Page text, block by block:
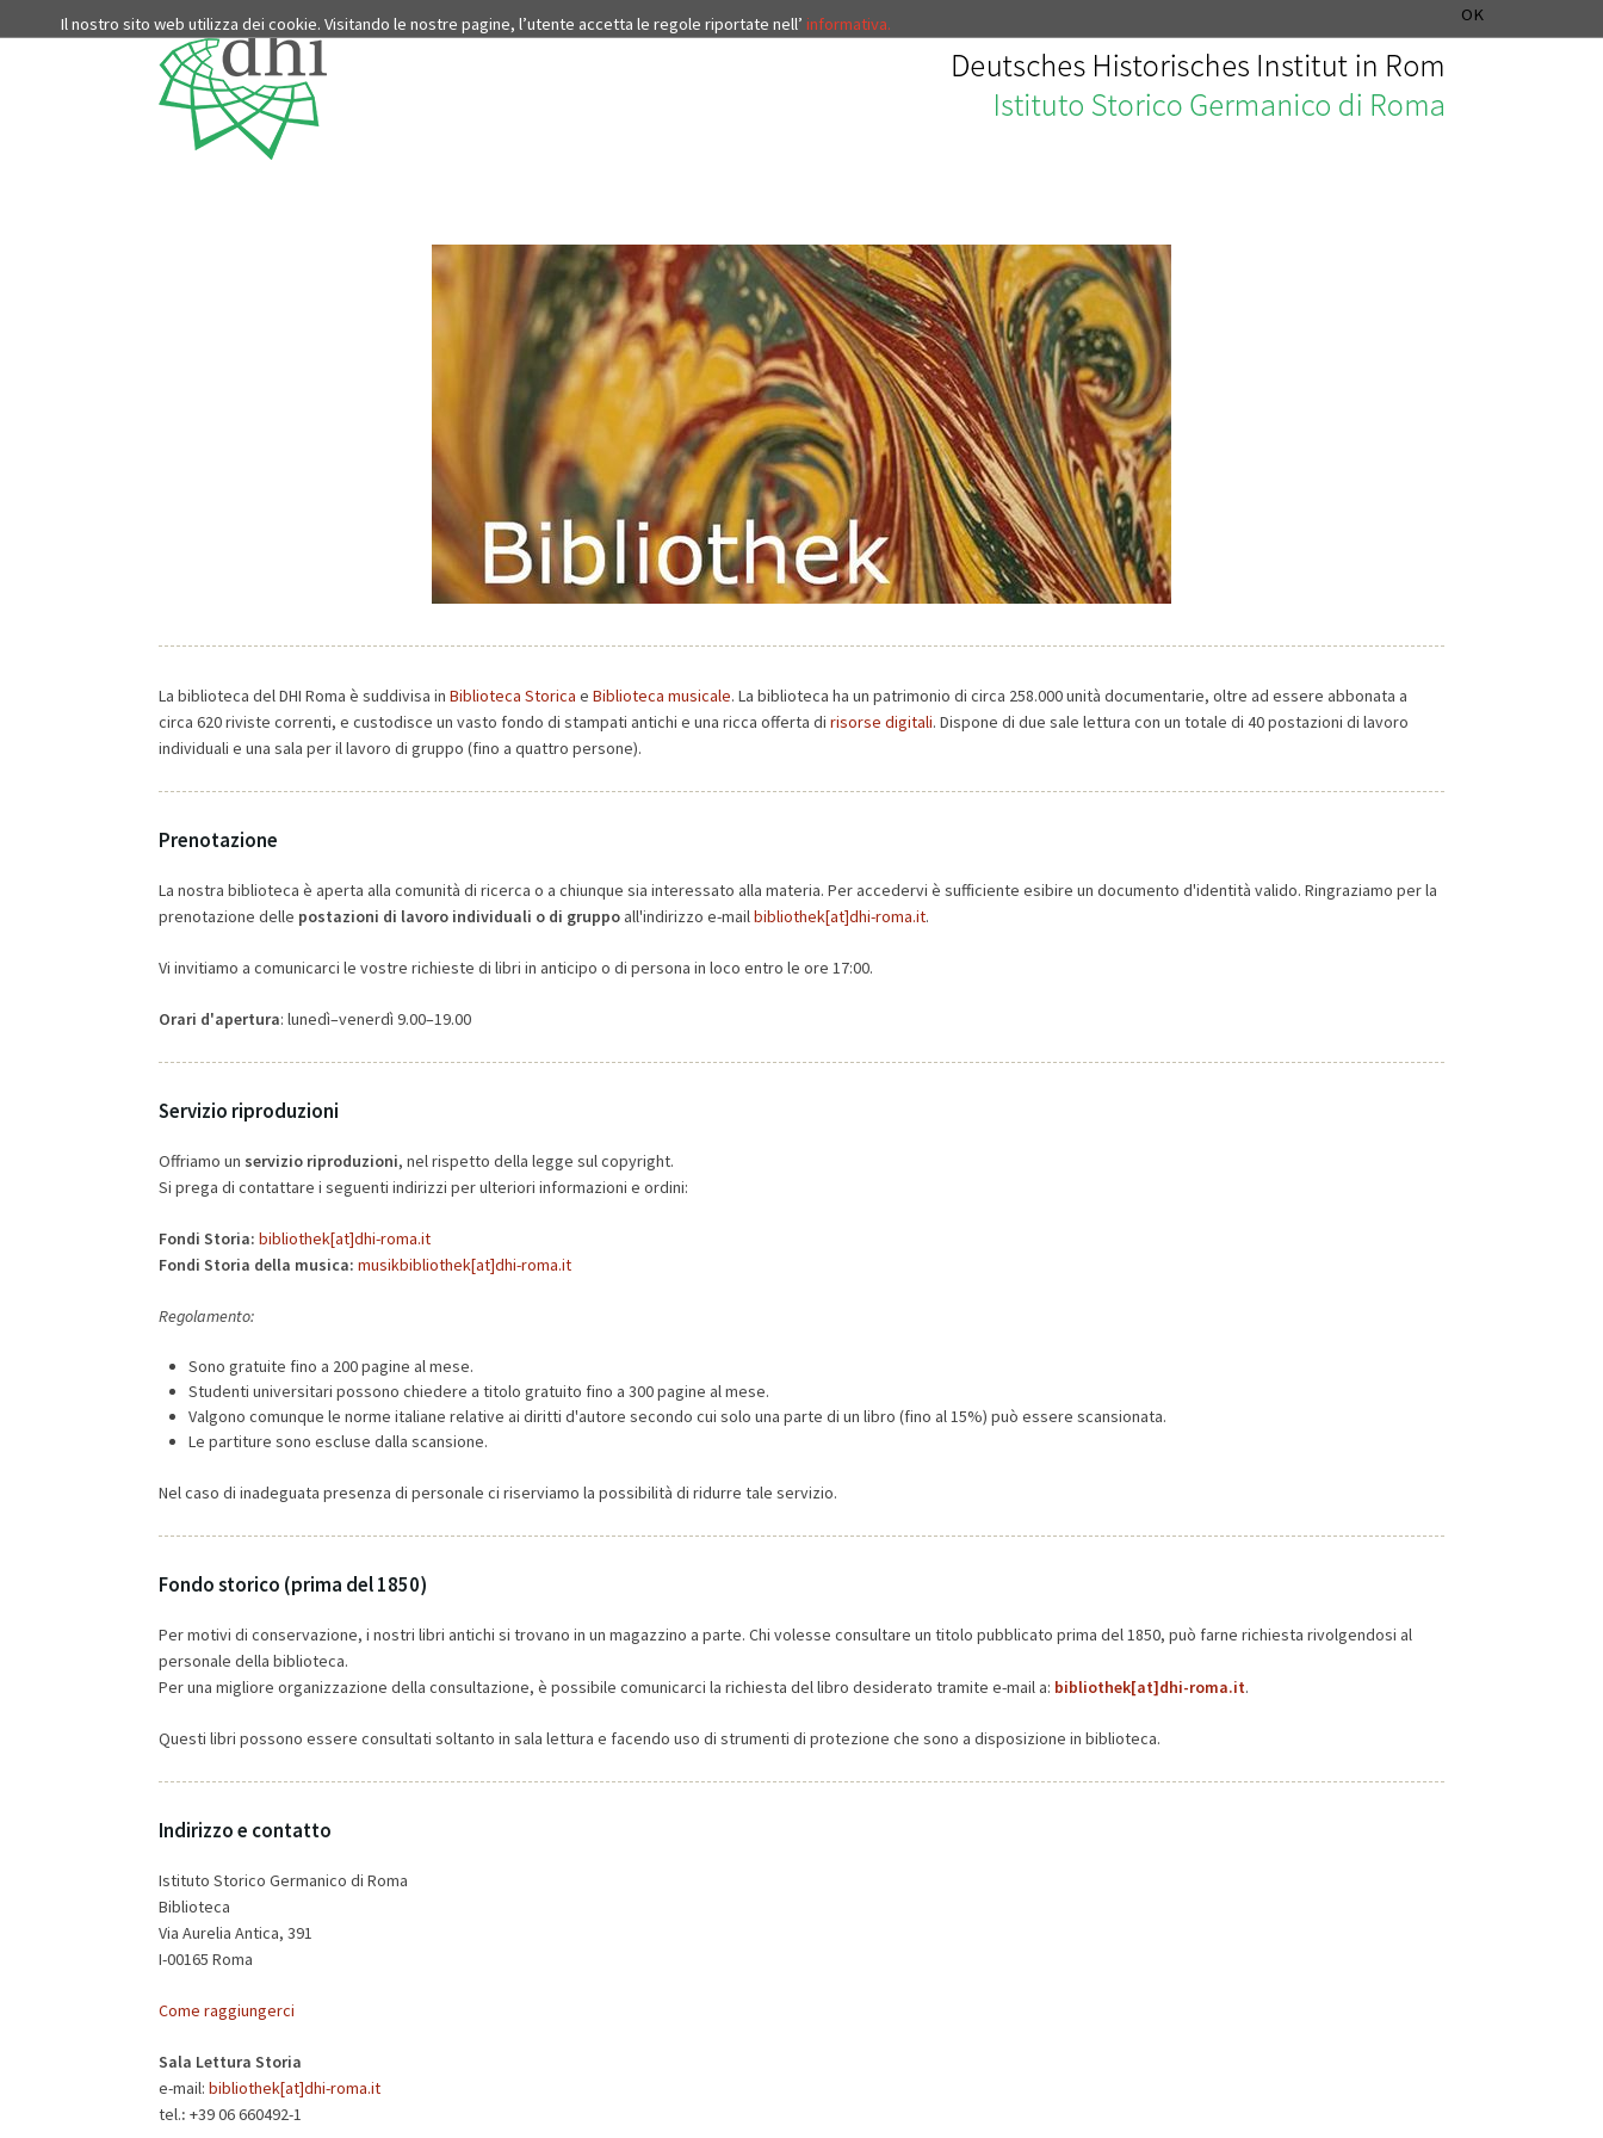
OK
Il nostro sito web utilizza dei cookie. Visitando le nostre pagine, l’utente accetta le regole riportate nell’ informativa.
La biblioteca del DHI Roma è suddivisa in Biblioteca Storica e Biblioteca musicale. La biblioteca ha un patrimonio di circa 258.000 unità documentarie, oltre ad essere abbonata a
circa 620 riviste correnti, e custodisce un vasto fondo di stampati antichi e una ricca offerta di risorse digitali. Dispone di due sale lettura con un totale di 40 postazioni di lavoro
individuali e una sala per il lavoro di gruppo (fino a quattro persone).
Prenotazione
La nostra biblioteca è aperta alla comunità di ricerca o a chiunque sia interessato alla materia. Per accedervi è sufficiente esibire un documento d'identità valido. Ringraziamo per la
prenotazione delle postazioni di lavoro individuali o di gruppo all'indirizzo e-mailbibliothek[at]dhi-roma.it.
Vi invitiamo a comunicarci le vostre richieste di libri in anticipo o di persona in loco entro le ore 17:00.
Orari d'apertura: lunedì–venerdì 9.00–19.00
Servizio riproduzioni
Offriamo un servizio riproduzioni, nel rispetto della legge sul copyright.
Si prega di contattare i seguenti indirizzi per ulteriori informazioni e ordini:
Fondi Storia: bibliothek[at]dhi-roma.it
Fondi Storia della musica: musikbibliothek[at]dhi-roma.it
Regolamento:
Sono gratuite fino a 200 pagine al mese.
Studenti universitari possono chiedere a titolo gratuito fino a 300 pagine al mese.
Valgono comunque le norme italiane relative ai diritti d'autore secondo cui solo una parte di un libro (fino al 15%) può essere scansionata.
Le partiture sono escluse dalla scansione.
Nel caso di inadeguata presenza di personale ci riserviamo la possibilità di ridurre tale servizio.
Fondo storico (prima del 1850)
Per motivi di conservazione, i nostri libri antichi si trovano in un magazzino a parte. Chi volesse consultare un titolo pubblicato prima del 1850, può farne richiesta rivolgendosi al
personale della biblioteca.
Per una migliore organizzazione della consultazione, è possibile comunicarci la richiesta del libro desiderato tramite e-mail a: bibliothek[at]dhi-roma.it.
Questi libri possono essere consultati soltanto in sala lettura e facendo uso di strumenti di protezione che sono a disposizione in biblioteca.
Indirizzo e contatto
Istituto Storico Germanico di Roma
Biblioteca
Via Aurelia Antica, 391
I-00165 Roma
Come raggiungerci
Sala Lettura Storia
e-mail: bibliothek[at]dhi-roma.it
tel.: +39 06 660492-1